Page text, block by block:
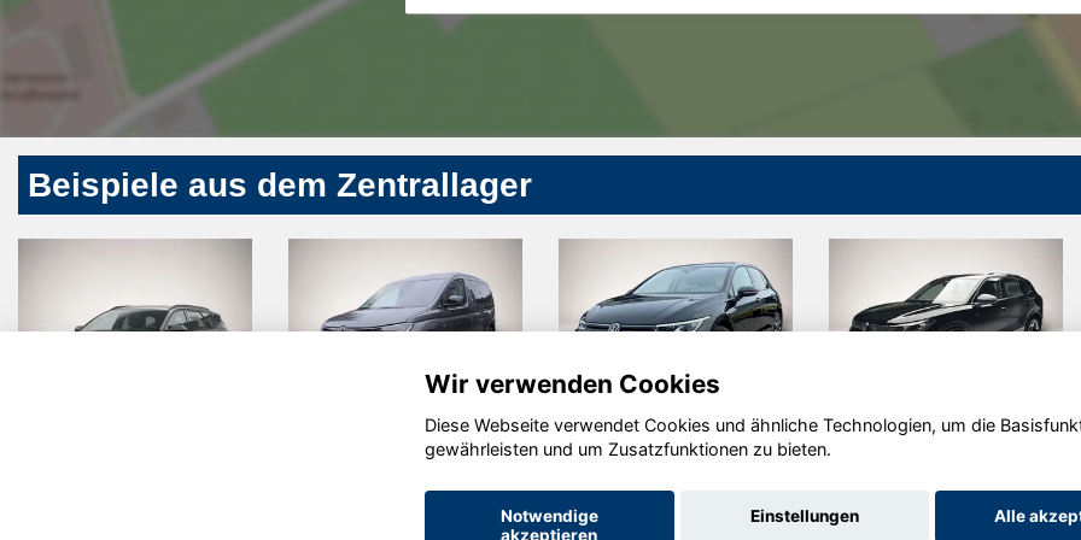
Beispiele aus dem Zentrallager
Seat Leon Seat Ateca
Wir verwenden Cookies
Diese Webseite verwendet Cookies und ähnliche Technologien, um die
gewährleisten und um Zusatzfunktionen zu bieten.
Notwendige
akzeptieren
Einstellungen Alle